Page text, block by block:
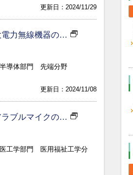
更新日：2024/11/29
電力無線機器の…
導体部門 先端分野
更新日：2024/11/08
ラブルマイクの…
工学部門 医用福祉工学分